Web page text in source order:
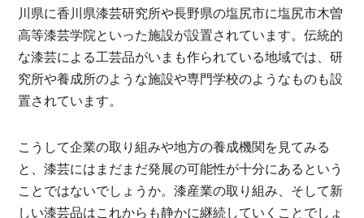
川県に香川県漆芸研究所や長野県の塩尻市に塩尻市木曽
高等漆芸学院といった施設が設置されています。伝統的
な漆芸による工芸品がいまも作られている地域では、研
究所や養成所のような施設や専門学校のようなものも設
置されています。
こうして企業の取り組みや地方の養成機関を見てみる
と、漆芸にはまだまだ発展の可能性が十分にあるという
ことではないでしょうか。漆産業の取り組み、そして新
しい漆芸品はこれからも静かに継続していくことでしょ